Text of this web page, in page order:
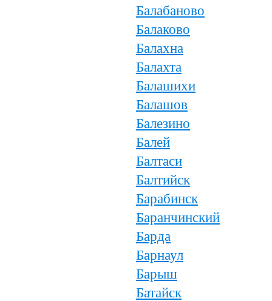
Балабаново
Балаково
Балахна
Балахта
Балашихи
Балашов
Балезино
Балей
Балтаси
Балтийск
Барабинск
Баранчинский
Барда
Барнаул
Барыш
Батайск